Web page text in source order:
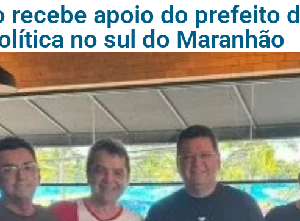
recebe apoio do prefeito
no sul do Maranhão